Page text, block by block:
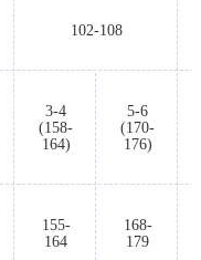
102-108
3-4
(158-
164)
5-6
(170-
176)
155-
164
168-
179